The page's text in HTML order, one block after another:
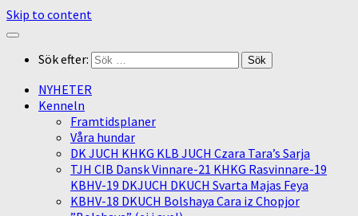
Skip to content
Sök efter:
NYHETER
Kenneln
Framtidsplaner
Våra hundar
DK JUCH KHKG KLB JUCH Czara Tara’s Sarja
TJH CIB Dansk Vinnare-21 KHKG Rasvinnare-19
KBHV-19 DKJUCH DKUCH Svarta Majas Feya
KBHV-18 DKUCH Bolshaya Cara iz Chopjor